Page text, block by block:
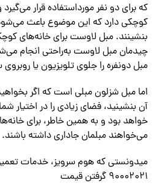
که برای دو نفر مورداستفاده قرار
کوچکی دارد که این موضوع باعث
بنشینند. مبل لاوست برای خانه‌های
چیدمان مبل لاوست به‌راحتی انجام
مبل دونفره را جلوی تلویزیون یا
اما مبل شزلون مبلی است که اگر
آن بنشینید، فضای زیادی را در اختیار
خواهد بود و به همین خاطر، برای
می‌خواهند مبلمان جاداری داشته باشند.
میدونستی که هوم سرویز، خدمات
۹۰۰۰۲۰۲۱ گرفتن قیمت